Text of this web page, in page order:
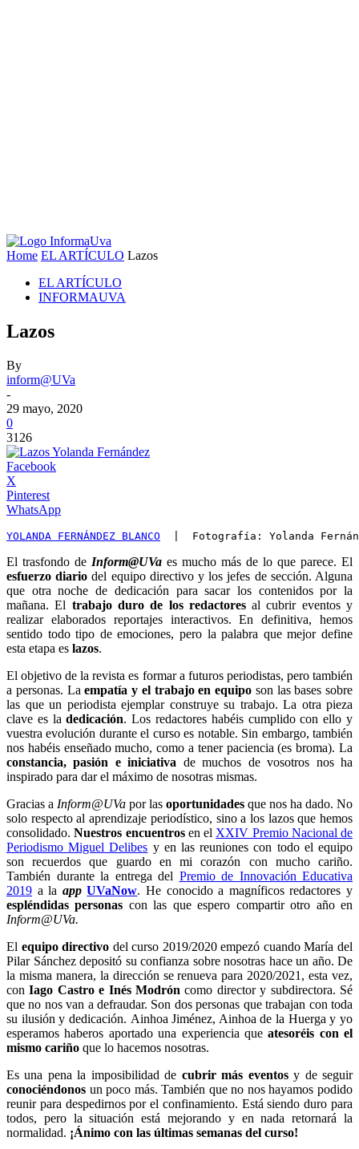
Home EL ARTÍCULO Lazos
EL ARTÍCULO
INFORMAUVA
Lazos
By
inform@UVa
-
29 mayo, 2020
0
3126
Facebook
X
Pinterest
WhatsApp
YOLANDA FERNÁNDEZ BLANCO |  Fotografía: Yolanda
El trasfondo de Inform@UVa es mucho más de lo que parece. El
esfuerzo diario del equipo directivo y los jefes de sección. Alguna
que otra noche de dedicación para sacar los contenidos por la
mañana. El trabajo duro de los redactoresal cubrir eventos y
realizar elaborados reportajes interactivos. En definitiva, hemos
sentido todo tipo de emociones, pero la palabra que mejor define
esta etapa es lazos.
El objetivo de la revista es formar a futuros periodistas, pero también
a personas. Laempatía y el trabajo en equipo son las bases sobre
las que un periodista ejemplar construye su trabajo. La otra pieza
clave es ladedicación. Los redactores habéis cumplido con ello y
vuestra evolución durante el curso es notable. Sin embargo, también
nos habéis enseñado mucho, como a tener paciencia (es broma). La
constancia, pasión e iniciativa de muchos de vosotros nos ha
inspirado para dar el máximo de nosotras mismas.
Gracias a Inform@UVa por las oportunidades que nos ha dado. No
solo respecto al aprendizaje periodístico, sino a los lazos que hemos
consolidado.Nuestros encuentrosen el XXIV Premio Nacional de
Periodismo Miguel Delibes y en las reuniones con todo el equipo
son recuerdos que guardo en mi corazón con mucho cariño.
También durante la entrega del Premio de Innovación Educativa
2019 a la app UVaNow. He conocido a magníficos redactores y
espléndidas personas con las que espero compartir otro año en
Inform@UVa.
El equipo directivo del curso 2019/2020 empezó cuando María del
Pilar Sánchez depositó su confianza sobre nosotras hace un año. De
la misma manera, la dirección se renueva para 2020/2021, esta vez,
conIago Castro e Inés Modróncomo director y subdirectora. Sé
que no nos van a defraudar. Son dos personas que trabajan con toda
su ilusión y dedicación. Ainhoa Jiménez, Ainhoa de la Huerga y yo
esperamos haberos aportado una experiencia queatesoréis con el
mismo cariño que lo hacemos nosotras.
Es una pena la imposibilidad de cubrir más eventosy de seguir
conociéndonos un poco más. También que no nos hayamos podido
reunir para despedirnos por el confinamiento. Está siendo duro para
todos, pero la situación está mejorando y en nada retornará la
normalidad. ¡Ánimo con las últimas semanas del curso!